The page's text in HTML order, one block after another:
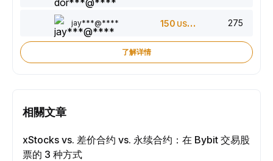
jay***@**** 150 USDT 275
了解详情
相關文章
xStocks vs. 差价合约 vs. 永续合约：在 Bybit 交易股
票的 3 种方式